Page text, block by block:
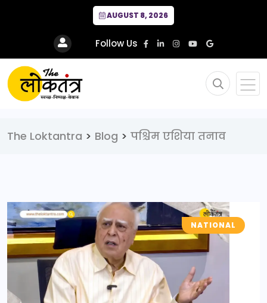
AUGUST 8, 2026
Follow Us
The Loktantra > Blog > पश्चिम एशिया तनाव
NATIONAL